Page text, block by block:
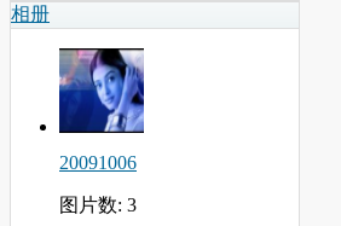
相册
20091006
图片数: 3